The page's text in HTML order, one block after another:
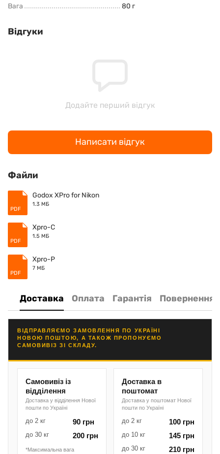
Вага 80 г
Відгуки
Додайте перший відгук
Написати відгук
Файли
PDF
Godox XPro for Nikon
1.3 МБ
PDF
Xpro-C
1.5 МБ
PDF
Xpro-P
7 МБ
Доставка Оплата Гарантія Повернення
ВІДПРАВЛЯЄМО ЗАМОВЛЕННЯ ПО УКРАЇНІ
НОВОЮ ПОШТОЮ, А ТАКОЖ ПРОПОНУЄМО
САМОВИВІЗ ЗІ СКЛАДУ.
Самовивіз із
відділення
Доставка у відділення Нової
пошти по Україні
до 2 кг 90 грн
до 30 кг 200 грн
*Максимальна вага
Доставка в
поштомат
Доставка у поштомат Нової
пошти по Україні
до 2 кг 100 грн
до 10 кг 145 грн
до 30 кг 210 грн